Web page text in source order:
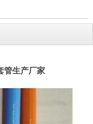
管生产厂家